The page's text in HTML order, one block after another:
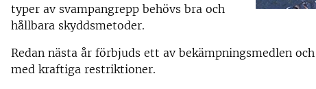
typer av svampangrepp behövs bra och
hållbara skyddsmetoder.
Redan nästa år förbjuds ett av bekämpningsmedlen
med kraftiga restriktioner.